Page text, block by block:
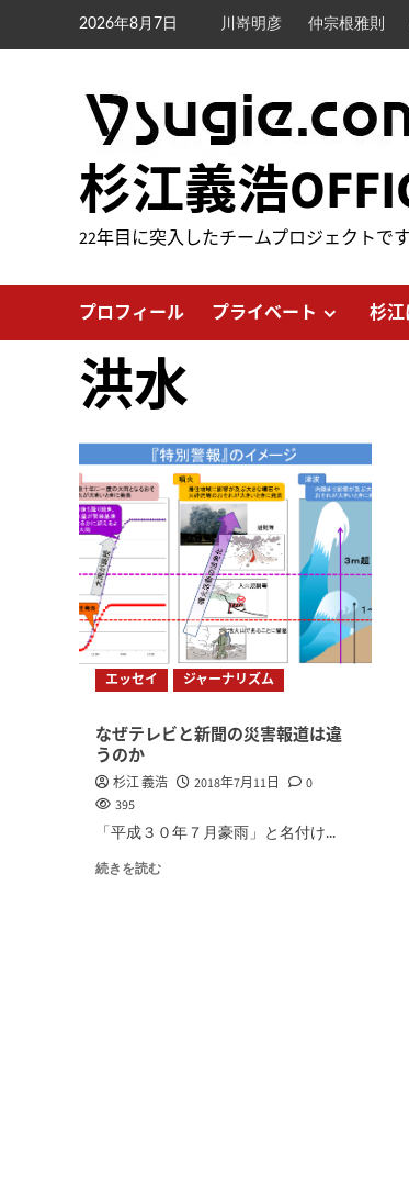
2026年8月7日 川嵜明彦 仲宗根雅則
杉江義浩
22年目に突入したチームプロジェクトです
プロフィール プライベート 杉
洪水
エッセイ ジャーナリズム
なぜテレビと新聞の災害報道は違
うのか
杉江 義浩 2018年7月11日
0
395
「平成３０年７月豪雨」と名付け...
続きを読む